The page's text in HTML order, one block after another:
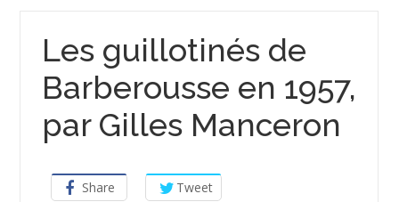
Les guillotinés de
Barberousse en 1957,
par Gilles Manceron
Share
Tweet